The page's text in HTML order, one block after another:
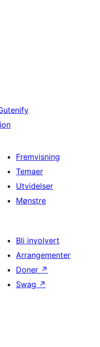
Fremvisning
Temaer
Utvidelser
Mønstre
Bli involvert
Arrangementer
Doner ↗
Swag ↗